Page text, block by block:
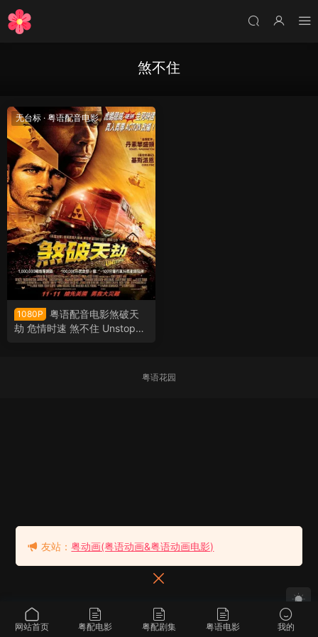
煞不住
无台标 · 粤语配音电影
1080P
粤语配音电影煞破天
劫 危情时速 煞不住 Unstoppa
粤语花园
网站首页 粤配电影 粤配剧集 粤语电影 我的
友站：粤动画(粤语动画&粤语动画电影)